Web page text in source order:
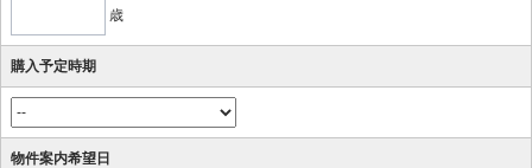
歳
購入予定時期
物件案内希望日